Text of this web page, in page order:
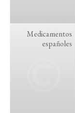
Medicamentos
españoles